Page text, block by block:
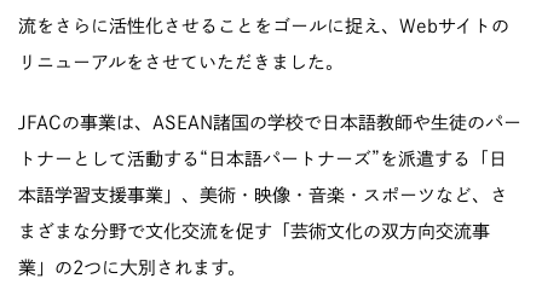
流をさらに活性化させることをゴールに捉え、Webサイトの
リニューアルをさせていただきました。
JFACの事業は、ASEAN諸国の学校で日本語教師や生徒のパー
トナーとして活動する“日本語パートナーズ”を派遣する「日
本語学習支援事業」、美術・映像・音楽・スポーツなど、さ
まざまな分野で文化交流を促す「芸術文化の双方向交流事
業」の2つに大別されます。